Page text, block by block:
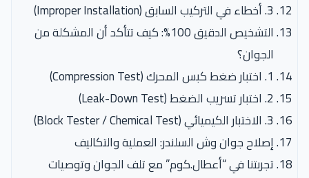
3. أخطاء في التركيب السابق (Improper Installation)
التشخيص الدقيق 100%: كيف تتأكد أن المشكلة من
الجوان؟
1. اختبار ضغط كبس المحرك (Compression Test)
2. اختبار تسريب الضغط (Leak-Down Test)
3. الاختبار الكيميائي (Block Tester / Chemical Test)
إصلاح جوان وش السلندر: العملية والتكاليف
تجربتنا في “أعطال.كوم” مع تلف الجوان وتوصيات